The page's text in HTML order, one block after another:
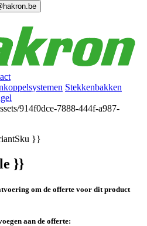
Stekkenbakken
}}
}}
om de offerte voor dit product
aan de offerte: